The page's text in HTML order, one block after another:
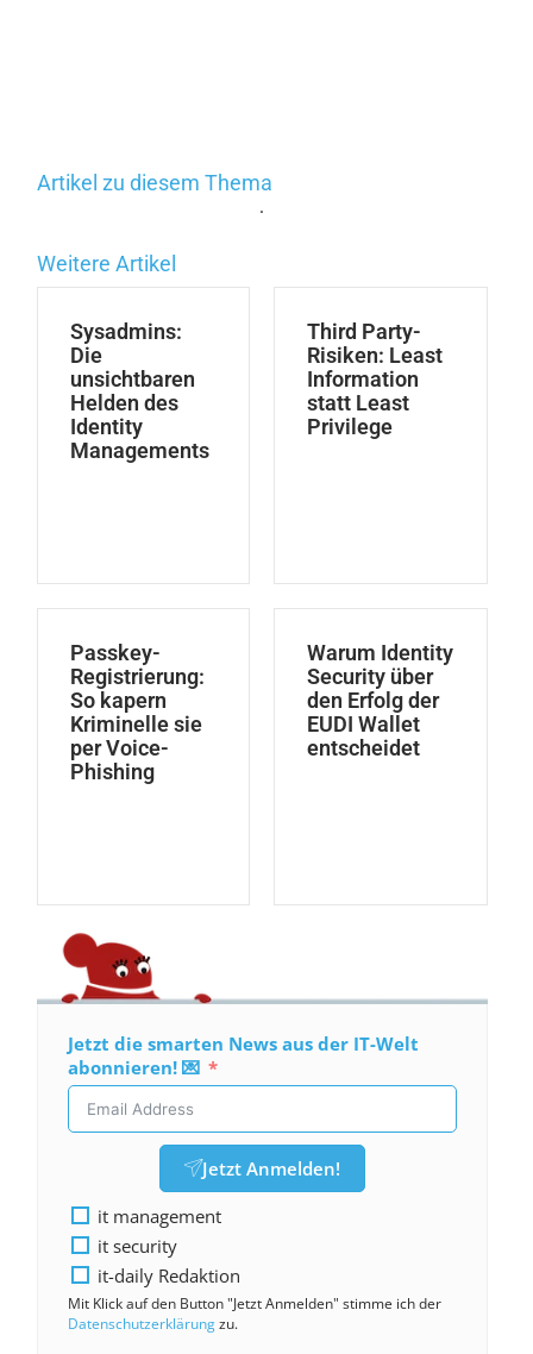
Artikel zu diesem Thema
.
Weitere Artikel
Sysadmins:
Die
unsichtbaren
Helden des
Identity
Managements
Third Party-
Risiken: Least
Information
statt Least
Privilege
Passkey-
Registrierung:
So kapern
Kriminelle sie
per Voice-
Phishing
Warum Identity
Security über
den Erfolg der
EUDI Wallet
entscheidet
Jetzt die smarten News aus der IT-Welt
abonnieren! 💌
Jetzt Anmelden!
it management
it security
it-daily Redaktion
Mit Klick auf den Button "Jetzt Anmelden" stimme ich der
Datenschutzerklärungzu.